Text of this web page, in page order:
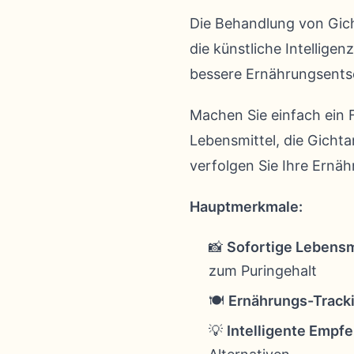
Die Behandlung von
die künstliche
bessere
Machen Sie einfach
Lebensmittel, die
verfolgen Sie Ihre
Hauptmerkmale:
📸 Sofortige
zum Puringehalt
🍽️ Ernährungs-
💡 Intelligente